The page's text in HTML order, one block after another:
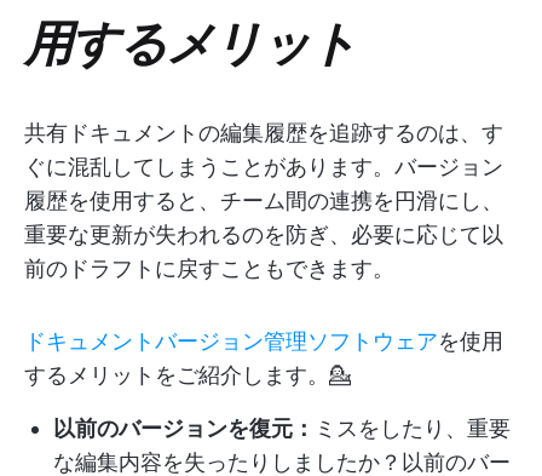
用するメリット
共有ドキュメントの編集履歴を追跡するのは、す
ぐに混乱してしまうことがあります。バージョン
履歴を使用すると、チーム間の連携を円滑にし、
重要な更新が失われるのを防ぎ、必要に応じて以
前のドラフトに戻すこともできます。
ドキュメントバージョン管理ソフトウェアを使用
するメリットをご紹介します。💁
以前のバージョンを復元： ミスをしたり、重要
な編集内容を失ったりしましたか？以前のバー